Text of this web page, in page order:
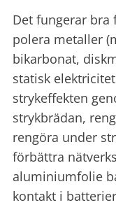
Det fungerar bra
polera metaller
bikarbonat,
statisk
strykeffekten
strykbrädan,
rengöra under
förbättra
aluminiumfolie
kontakt i